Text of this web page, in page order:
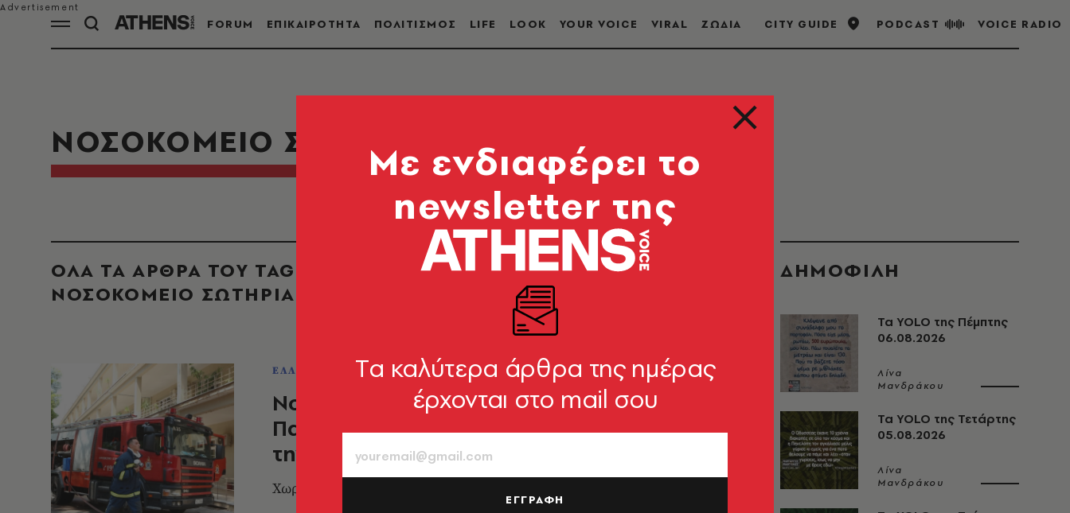
FORUM ΕΠΙΚΑΙΡΟΤΗΤΑ ΠΟΛΙΤΙΣΜΟΣ LIFE LOOK YOUR VOICE VIRAL ΖΩΔΙΑ CITY GUIDE PODCAST VOICE RADIO
ΝΟΣΟΚΟΜΕΙΟ ΣΩΤΗΡΙΑ
ΟΛΑ ΤΑ ΑΡΘΡΑ ΤΟΥ TAG
ΝΟΣΟΚΟΜΕΙΟ ΣΩΤΗΡΙΑ
ΕΛΛΑΔΑ
Νοσοκομείο «Σωτηρία»: Ζημιές στο
Παθολογοανατομικό Εργαστήριο από
την πυρκαγιά
Χωρίς τραυματίες η εκκένωση του κτηρίου
ΔΗΜΟΦΙΛΗ
Τα YOLO της Πέμπτης
06.08.2026
Λίνα
Μανδράκου
Τα YOLO της Τετάρτης
05.08.2026
Λίνα
Μανδράκου
Mε ενδιαφέρει το
newsletter της
Tα καλύτερα άρθρα της ημέρας
έρχονται στο mail σου
ΕΓΓΡΑΦΗ